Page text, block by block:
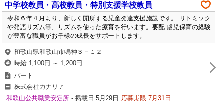
中学校教員・高校教員・特別支援学校教員
令和６年４月より、新しく開所する児童発達支援施設です。 リトミック
や発語リズム等、リズムを使った療育を行います。要配 慮児保育の経験
が豊富な職員がお子様の成長をサポートします。
和歌山県和歌山市鳴神３－１２
時給 1,100円 ～ 1,200円
パート
株式会社カナリア
和歌山公共職業安定所 - 掲載日:5月29日 応募期限:7月31日